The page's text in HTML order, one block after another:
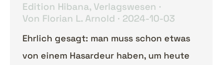
Edition Hibana, Verlagswesen
Von Florian L. Arnold 2024-10-03
Ehrlich gesagt: man muss schon etwas
von einem Hasardeur haben, um heute